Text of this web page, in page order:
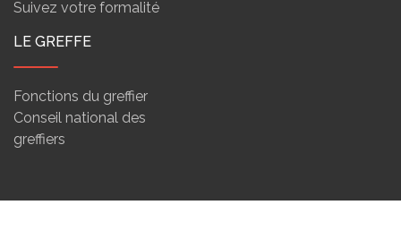
Suivez votre formalité
LE GREFFE
Fonctions du greffier
Conseil national des
greffiers